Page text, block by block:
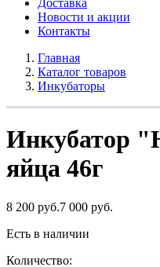
Доставка
Новости и акции
Контакты
Главная
Каталог товаров
Инкубаторы
Инкубатор
яйца 46г
8 200 руб.7 000 руб.
Есть в наличии
Количество: